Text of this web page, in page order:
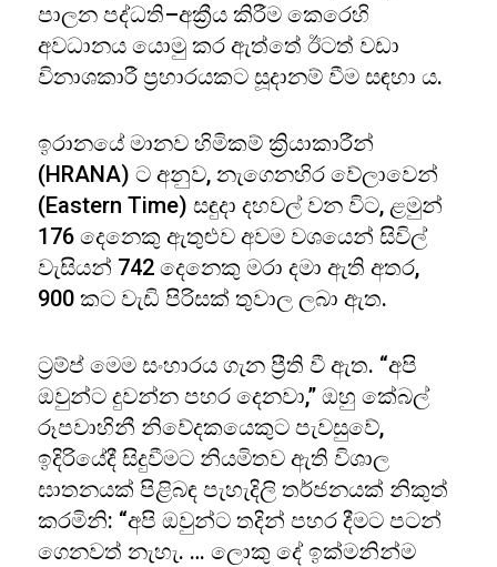
පාලන පද්ධති–අක්‍රීය කිරීම කෙරෙහි
අවධානය යොමු කර ඇත්තේ ඊටත් වඩා
විනාශකාරී ප්‍රහාරයකට සූදානම් වීම සඳහා ය.
ඉරානයේ මානව හිමිකම් ක්‍රියාකාරීන්
(HRANA) ට අනුව, නැගෙනහිර වේලාවෙන්
(Eastern Time) සඳුදා දහවල් වන විට, ළමුන්
176 දෙනෙකු ඇතුළුව අවම වශයෙන් සිවිල්
වැසියන් 742 දෙනෙකු මරා දමා ඇති අතර,
900 කට වැඩි පිරිසක් තුවාල ලබා ඇත.
ට්‍රම්ප් මෙම සංහාරය ගැන ප්‍රීති වී ඇත. “අපි
ඔවුන්ට දුවන්න පහර දෙනවා,” ඔහු කේබල්
රූපවාහිනී නිවේදකයෙකුට පැවසුවේ,
ඉදිරියේදී සිදුවීමට නියමිතව ඇති විශාල
ඝාතනයක් පිළිබඳ පැහැදිලි තර්ජනයක් නිකුත්
කරමිනි: “අපි ඔවුන්ට තදින් පහර දීමට පටන්
ගෙනවත් නැහැ. … ලොකු දේ ඉක්මනින්ම